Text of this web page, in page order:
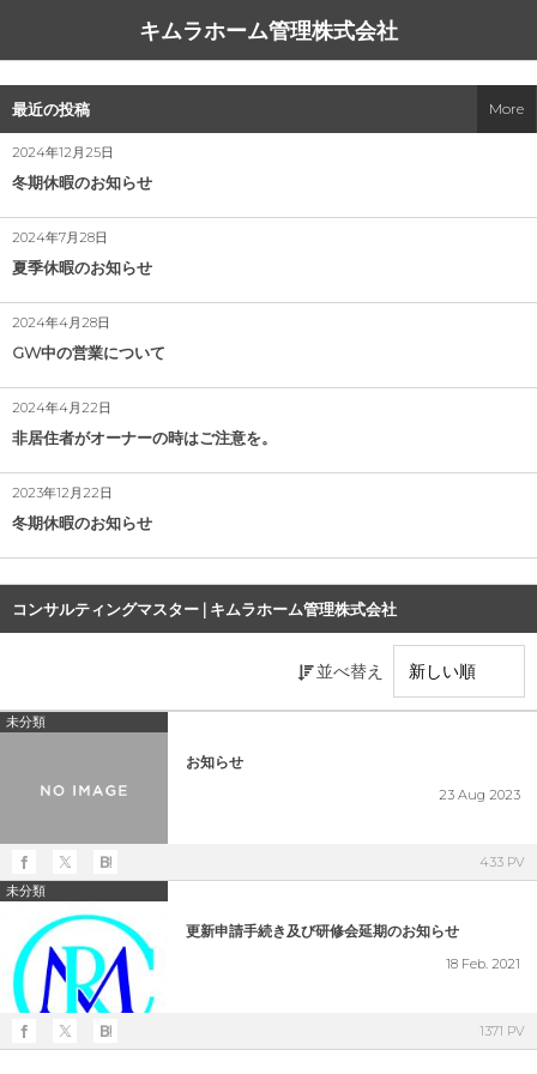
キムラホーム管理株式会社
最近の投稿
2024年12月25日
冬期休暇のお知らせ
2024年7月28日
夏季休暇のお知らせ
2024年4月28日
GW中の営業について
2024年4月22日
非居住者がオーナーの時はご注意を。
2023年12月22日
冬期休暇のお知らせ
More
コンサルティングマスター | キムラホーム管理株式会社
並べ替え
未分類
お知らせ
23 Aug 2023
433 PV
未分類
更新申請手続き及び研修会延期のお知らせ
18 Feb. 2021
1371 PV
看板だけ貼っときますプラン（無料）
空き家管理
空き地管理
アパート・マンション管理
駐車場管理
高齢者の入居を難しくする事情
ハウスコム、外国籍専用店舗を新宿にオープン
自分の不動産の相場を知る方法
災害列島 にっぽん
引越す気にならない部屋
中小企業家しんぶん
アクセス
経営理念